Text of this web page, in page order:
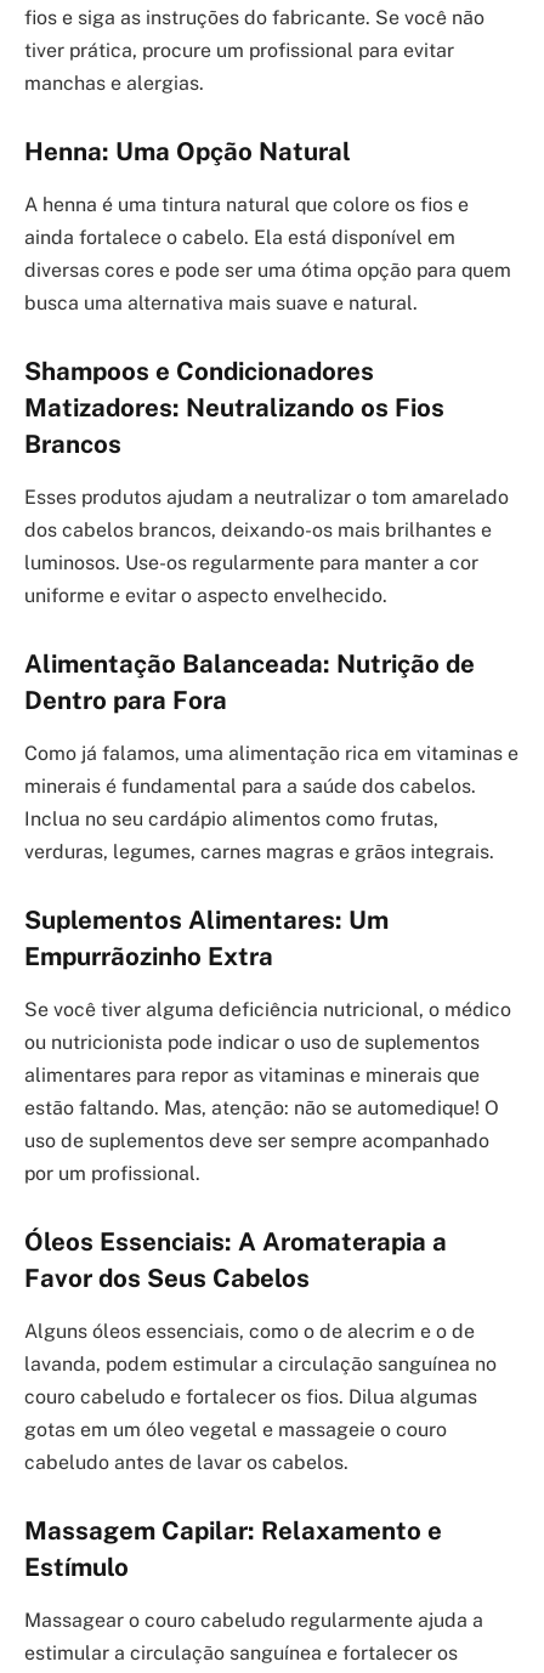
fios e siga as instruções do fabricante. Se você não
tiver prática, procure um profissional para evitar
manchas e alergias.
Henna: Uma Opção Natural
A henna é uma tintura natural que colore os fios e
ainda fortalece o cabelo. Ela está disponível em
diversas cores e pode ser uma ótima opção para quem
busca uma alternativa mais suave e natural.
Shampoos e Condicionadores
Matizadores: Neutralizando os Fios
Brancos
Esses produtos ajudam a neutralizar o tom amarelado
dos cabelos brancos, deixando-os mais brilhantes e
luminosos. Use-os regularmente para manter a cor
uniforme e evitar o aspecto envelhecido.
Alimentação Balanceada: Nutrição de
Dentro para Fora
Como já falamos, uma alimentação rica em vitaminas e
minerais é fundamental para a saúde dos cabelos.
Inclua no seu cardápio alimentos como frutas,
verduras, legumes, carnes magras e grãos integrais.
Suplementos Alimentares: Um
Empurrãozinho Extra
Se você tiver alguma deficiência nutricional, o médico
ou nutricionista pode indicar o uso de suplementos
alimentares para repor as vitaminas e minerais que
estão faltando. Mas, atenção: não se automedique! O
uso de suplementos deve ser sempre acompanhado
por um profissional.
Óleos Essenciais: A Aromaterapia a
Favor dos Seus Cabelos
Alguns óleos essenciais, como o de alecrim e o de
lavanda, podem estimular a circulação sanguínea no
couro cabeludo e fortalecer os fios. Dilua algumas
gotas em um óleo vegetal e massageie o couro
cabeludo antes de lavar os cabelos.
Massagem Capilar: Relaxamento e
Estímulo
Massagear o couro cabeludo regularmente ajuda a
estimular a circulação sanguínea e fortalecer os